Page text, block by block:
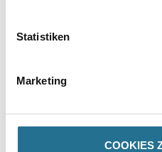
Statistiken
Marketing
COOKIES
- 100 % Polyamidgarn
- Walzenkern D=57mm